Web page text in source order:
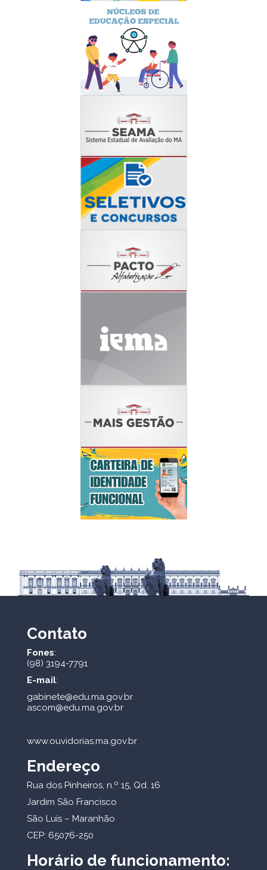
Contato
Fones:
(98) 3194-7791
E-mail:
gabinete@edu.ma.gov.br
ascom@edu.ma.gov.br
www.ouvidorias.ma.gov.br
Endereço
Rua dos Pinheiros, n.º 15, Qd. 16
Jardim São Francisco
São Luís – Maranhão
CEP: 65076-250
Horário de funcionamento: